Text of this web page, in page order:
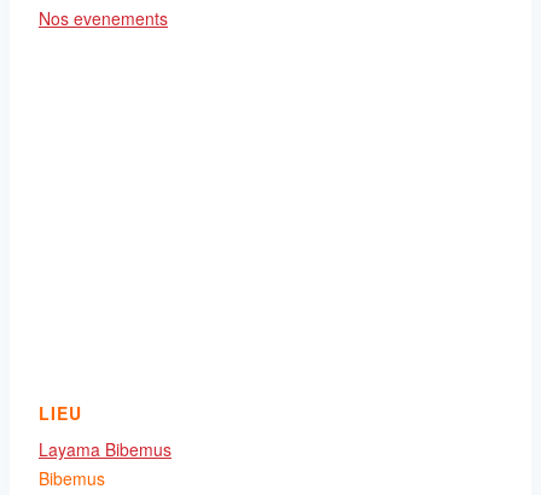
Nos evenements
LIEU
Layama Bibemus
Bibemus